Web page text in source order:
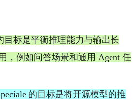
目标是平衡推理能力与输出长
，例如问答场景和通用 Agent 任
的目标是将开源模型的推